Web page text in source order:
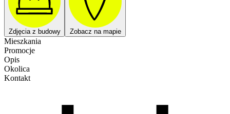
Zdjęcia z budowy Zobacz na mapie
Mieszkania
Promocje
Opis
Okolica
Kontakt